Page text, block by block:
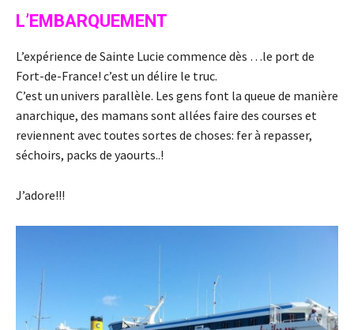
L’EMBARQUEMENT
L’expérience de Sainte Lucie commence dès …le port de
Fort-de-France! c’est un délire le truc.
C’est un univers parallèle. Les gens font la queue de manière
anarchique, des mamans sont allées faire des courses et
reviennent avec toutes sortes de choses: fer à repasser,
séchoirs, packs de yaourts..!
J’adore!!!